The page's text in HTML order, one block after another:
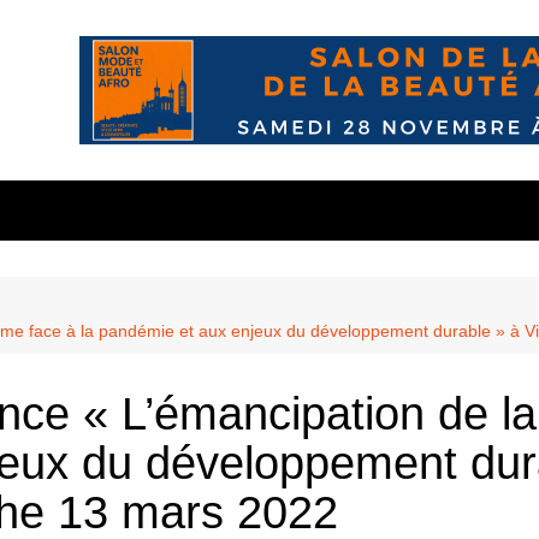
Chasselay
face à la pandémie et aux enjeux du développement durable » à
« L’émancipation de
du développement
13 mars 2022